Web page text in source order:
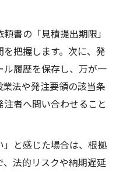
書の「見積提出期限」
把握します。次に、発
履歴を保存し、万が一
法や発注要領の該当条
者へ問い合わせること
」と感じた場合は、根拠
法的リスクや納期遅延